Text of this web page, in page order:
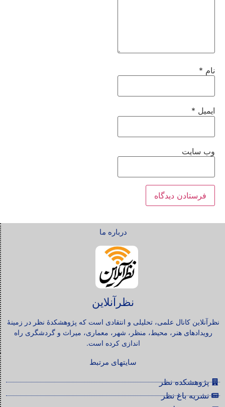
نام *
ایمیل *
وب‌ سایت
درباره ما
نظرآنلاین
نظرآنلاین کانال علمی، تحلیلی و انتقادی است که پژوهشکدۀ نظر در زمینۀ
رویدادهای هنر، محیط، منظر، شهر، معماری، میراث و گردشگری راه
اندازی کرده است.
سایتهای مرتبط
پژوهشکده نظر
نشریه باغ نظر